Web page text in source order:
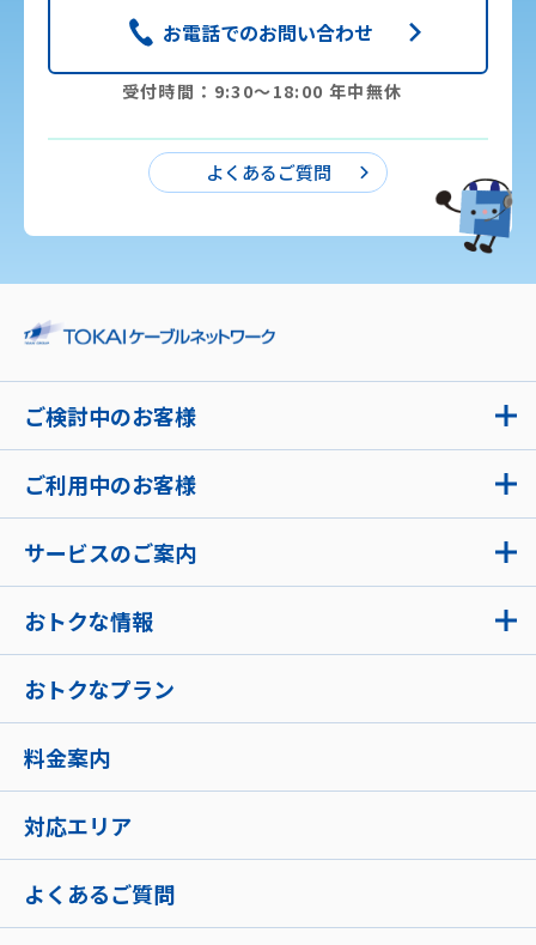
お電話でのお問い合わせ
受付時間：9:30〜18:00 年中無休
よくあるご質問
ご検討中のお客様
ご利用中のお客様
サービスのご案内
おトクな情報
おトクなプラン
料金案内
対応エリア
よくあるご質問